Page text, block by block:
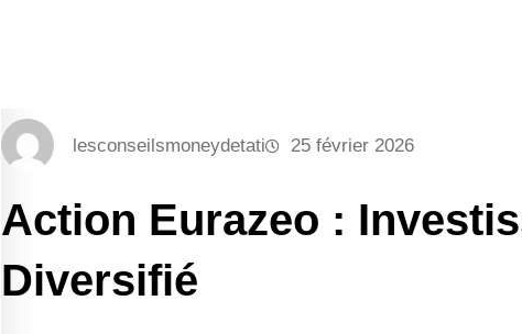
lesconseilsmoneydetati 25 février 2026
Action Eurazeo :
Diversifié